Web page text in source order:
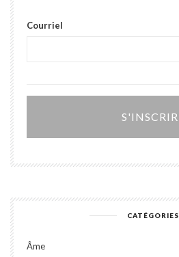
Courriel
CATÉGORIES
Âme